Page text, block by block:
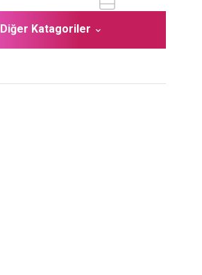
Diğer Katagoriler